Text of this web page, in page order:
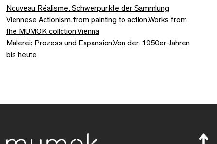
Nouveau Réalisme. Schwerpunkte der Sammlung
Viennese Actionism.from painting to action.Works from
the MUMOK collction Vienna
Malerei: Prozess und Expansion.Von den 1950er-Jahren
bis heute